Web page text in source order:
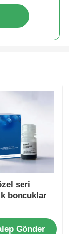
seri
boncuklar
Gönder